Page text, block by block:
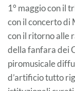
1° maggio con il
con il concerto di
con il ritorno alle
della fanfara dei
piromusicale
d’artificio tutto